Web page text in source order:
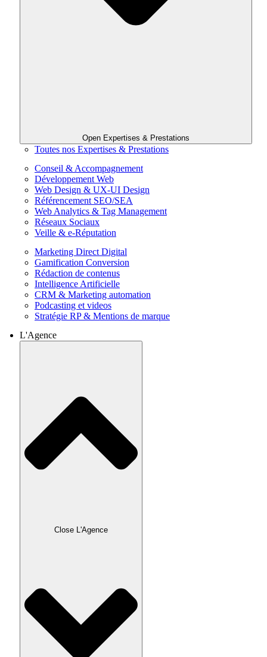
Open Expertises & Prestations
Toutes nos Expertises & Prestations
Conseil & Accompagnement
Développement Web
Web Design & UX-UI Design
Référencement SEO/SEA
Web Analytics & Tag Management
Réseaux Sociaux
Veille & e-Réputation
Marketing Direct Digital
Gamification Conversion
Rédaction de contenus
Intelligence Artificielle
CRM & Marketing automation
Podcasting et videos
Stratégie RP & Mentions de marque
L'Agence
Close L'Agence